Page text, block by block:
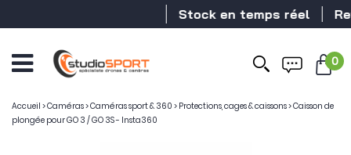
Stock en temps réel
0
Accueil >Caméras>Caméras sport & 360 > Protections, cages & caissons>Caisson de
plongée pour GO 3 / GO 3S - Insta360